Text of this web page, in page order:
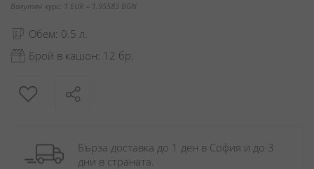
Валутен курс: 1 EUR = 1.95583 BGN
Обем: 0.5 л.
Брой в кашон: 12 бр.
Бърза доставка до 1 ден в София и до 3
дни в страната.